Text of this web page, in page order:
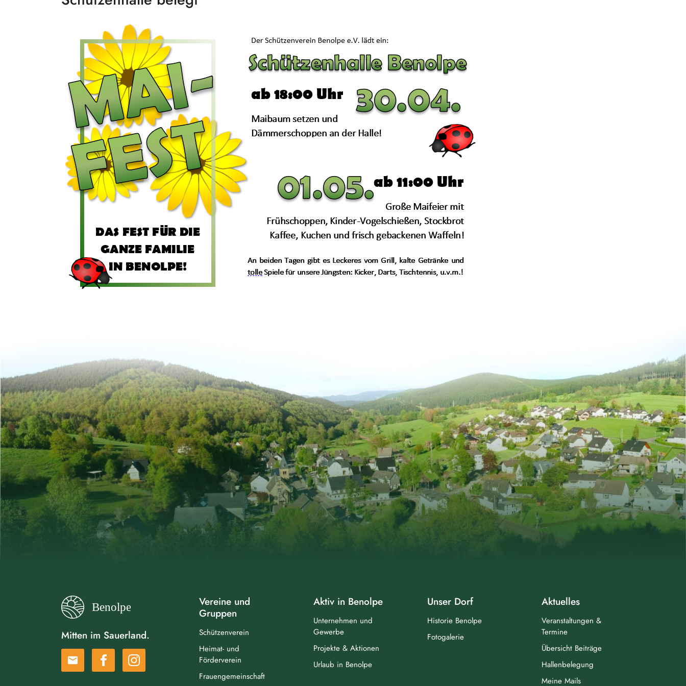
Mitten im Sauerland.
email
Vereine und
Gruppen
Schützenverein
Heimat- und
Förderverein
Frauengemeinschaft
Aktiv in Benolpe
Unternehmen und
Gewerbe
Projekte & Aktionen
Urlaub in Benolpe
Unser Dorf
Historie Benolpe
Fotogalerie
Aktuelles
Veranstaltungen &
Termine
Übersicht Beiträge
Hallenbelegung
Meine Mails